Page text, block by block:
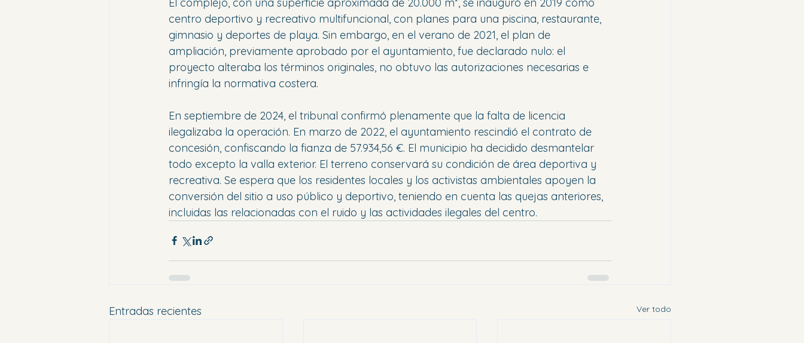
centro deportivo y recreativo multifuncional, con planes para una piscina, restaurante,
gimnasio y deportes de playa. Sin embargo, en el verano de 2021, el plan de
ampliación, previamente aprobado por el ayuntamiento, fue declarado nulo: el
proyecto alteraba los términos originales, no obtuvo las autorizaciones necesarias e
infringía la normativa costera.
En septiembre de 2024, el tribunal confirmó plenamente que la falta de licencia
ilegalizaba la operación. En marzo de 2022, el ayuntamiento rescindió el contrato de
concesión, confiscando la fianza de 57.934,56 €. El municipio ha decidido desmantelar
todo excepto la valla exterior. El terreno conservará su condición de área deportiva y
recreativa. Se espera que los residentes locales y los activistas ambientales apoyen la
conversión del sitio a uso público y deportivo, teniendo en cuenta las quejas anteriores,
incluidas las relacionadas con el ruido y las actividades ilegales del centro.
Entradas recientes Ver todo